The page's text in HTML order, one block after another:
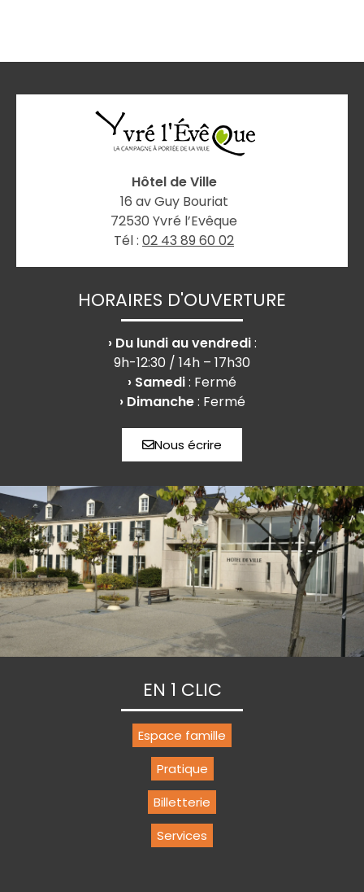
Hôtel de Ville
16 av Guy Bouriat
72530 Yvré l’Evêque
Tél : 02 43 89 60 02
HORAIRES D'OUVERTURE
› Du lundi au vendredi:
9h-12:30 / 14h – 17h30
› Samedi: Fermé
› Dimanche: Fermé
Nous écrire
EN 1 CLIC
Espace famille
Pratique
Billetterie
Services